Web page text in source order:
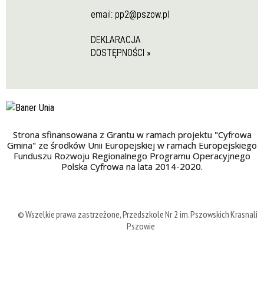
email: pp2@pszow.pl
DEKLARACJA
DOSTĘPNOŚCI »
Strona sfinansowana z Grantu w ramach projektu "Cyfrowa
Gmina" ze środków Unii Europejskiej w ramach Europejskiego
Funduszu Rozwoju Regionalnego Programu Operacyjnego
Polska Cyfrowa na lata 2014-2020.
© Wszelkie prawa zastrzeżone, Przedszkole Nr 2 im. Pszowskich Krasnali w
Pszowie